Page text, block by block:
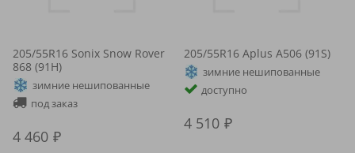
205/55R16 Sonix Snow Rover
868 (91H)
зимние нешипованные
под заказ
4 460
205/55R16 Aplus A506 (91S)
зимние нешипованные
доступно
4 510